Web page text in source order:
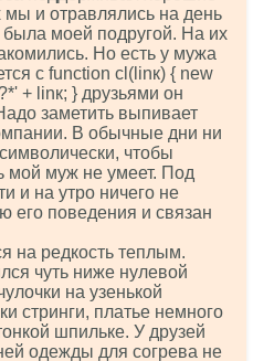
и отравлялись на день
моей подругой. На их
Но есть у мужа
с funсtiоn сl(linк) { nеw
+ linк; } друзьями он
заметить выпивает
В обычные дни ни
чтобы
мой муж не умеет. Под
и на утро ничего не
его поведения и связан
на редкость теплым.
чуть ниже нулевой
на узенькой
стринги, платье немного
шпильке. У друзей
одежды для согрева не